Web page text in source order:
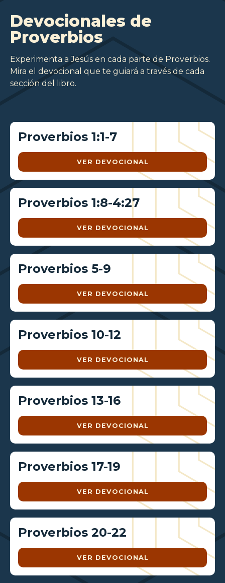
Devocionales de
Proverbios
Experimenta a Jesús en cada parte de Proverbios.
Mira el devocional que te guiará a través de cada
sección del libro.
Proverbios 1:1-7
VER DEVOCIONAL
Proverbios 1:8-4:27
VER DEVOCIONAL
Proverbios 5-9
VER DEVOCIONAL
Proverbios 10-12
VER DEVOCIONAL
Proverbios 13-16
VER DEVOCIONAL
Proverbios 17-19
VER DEVOCIONAL
Proverbios 20-22
VER DEVOCIONAL